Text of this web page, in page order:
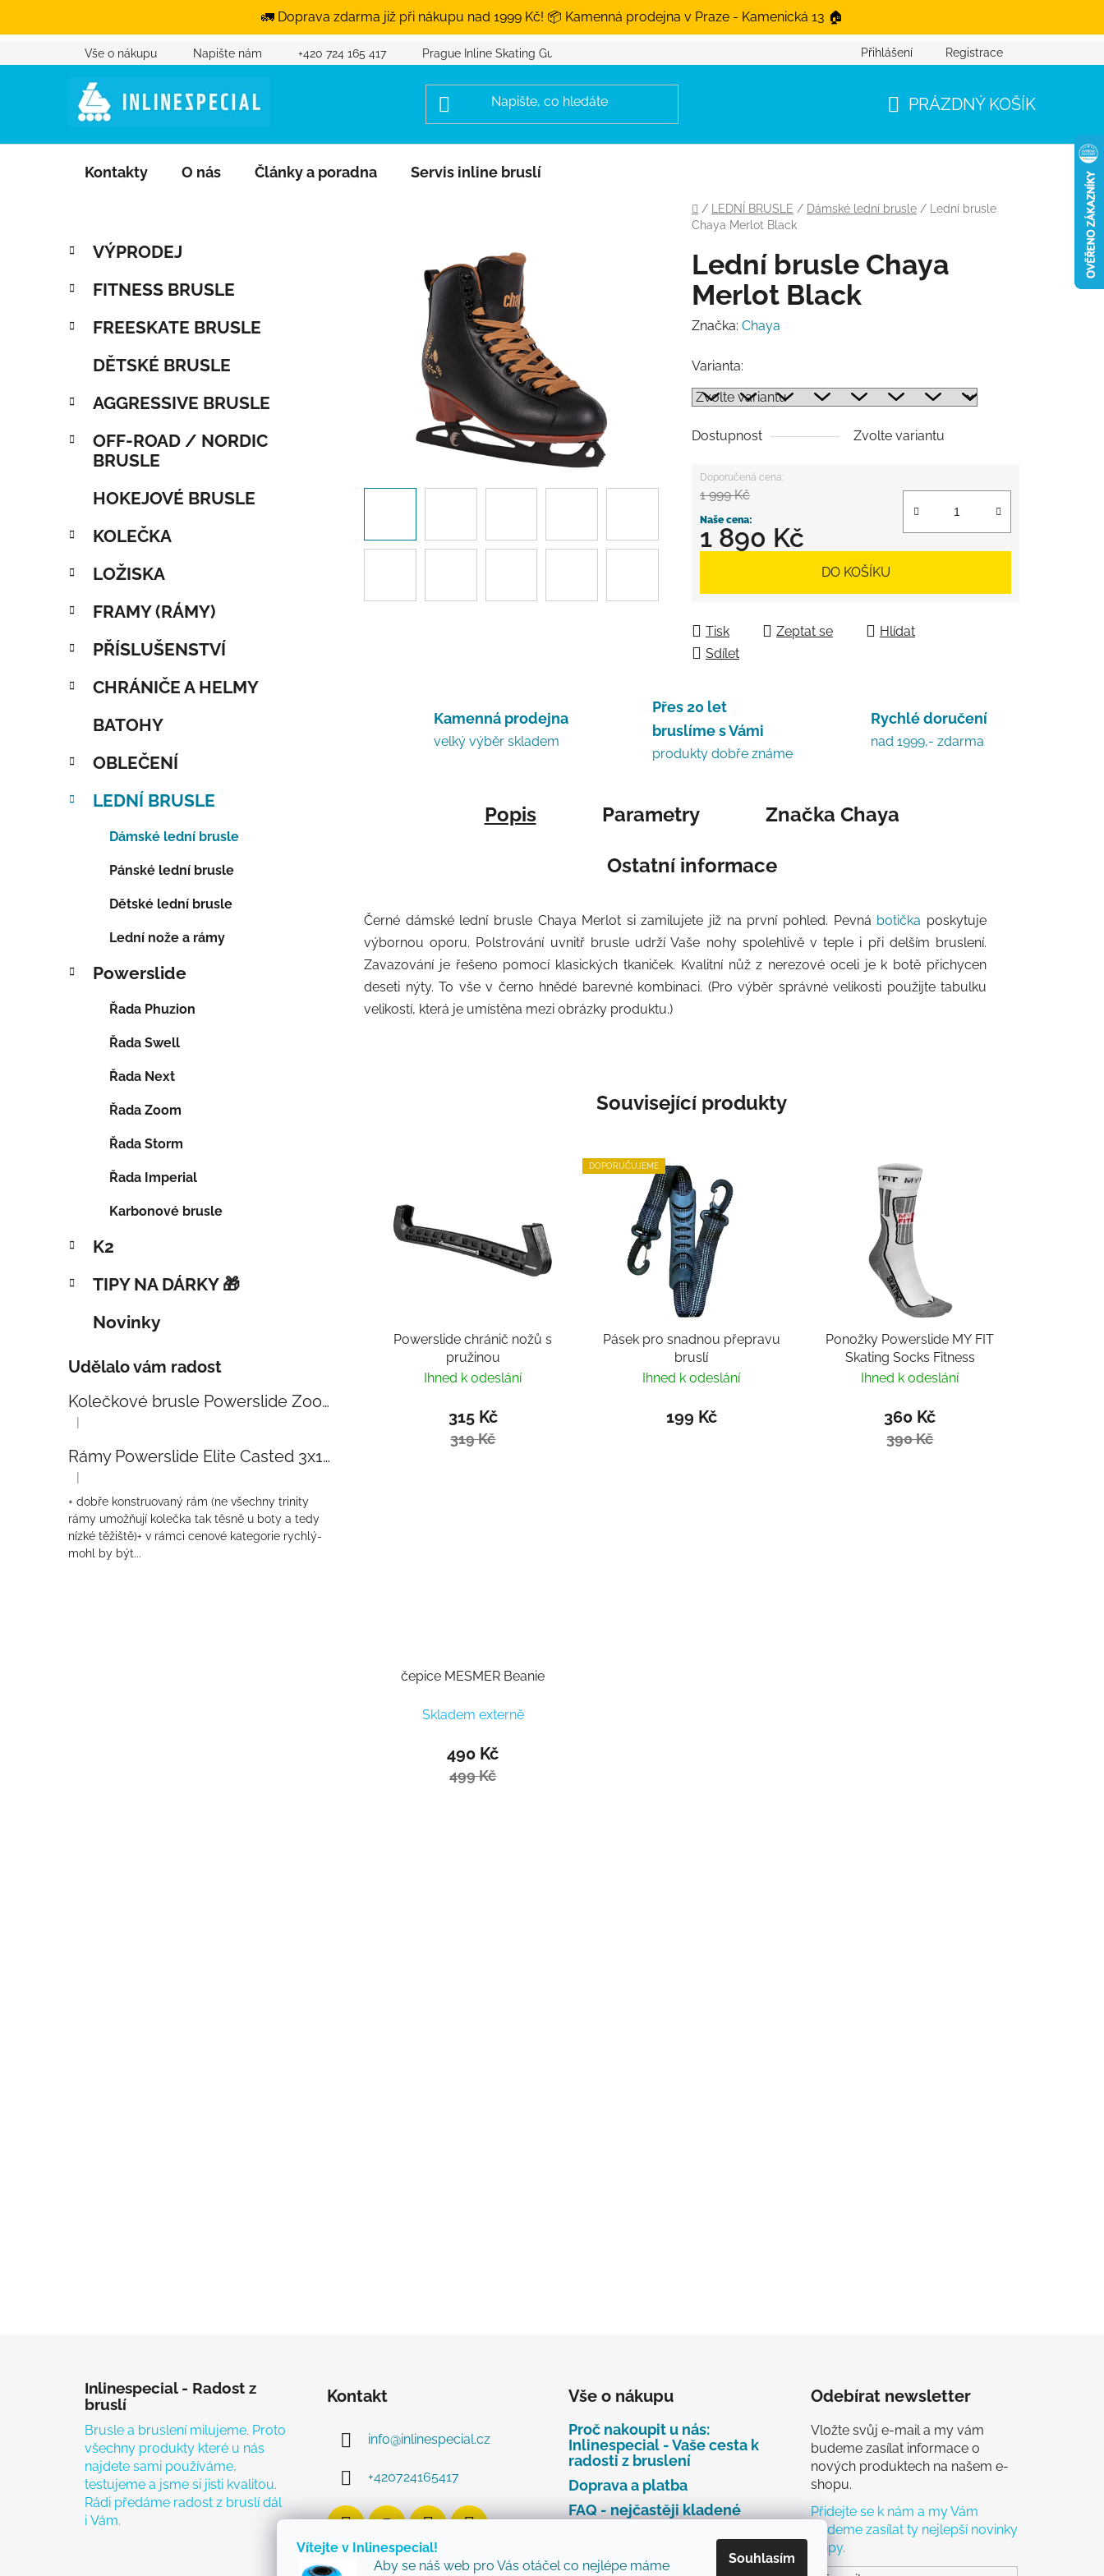
🚛 Doprava zdarma již při nákupu nad 1999 Kč! 📦 Kamenná prodejna v Praze - Kamenická 13 🏠
Vítejte v Inlinespecial!
Aby se náš web pro Vás otáčel co nejlépe máme
Souhlasím
Přejít na obsah
Vše o nákupu Napište nám +420 724 165 417 Prague Inline Skating Guide Přihlášení Registrace
PRÁZDNÝ KOŠÍK
Kontakty O nás Články a poradna Servis inline bruslí
Domů
/ LEDNÍ BRUSLE / Dámské lední brusle /
Lední brusle
Chaya Merlot Black
Postranní panel
Přeskočit kategorie
Kategorie
VÝPRODEJ
FITNESS BRUSLE
FREESKATE BRUSLE
DĚTSKÉ BRUSLE
AGGRESSIVE BRUSLE
OFF-ROAD / NORDIC
BRUSLE
HOKEJOVÉ BRUSLE
KOLEČKA
LOŽISKA
FRAMY (RÁMY)
PŘÍSLUŠENSTVÍ
CHRÁNIČE A HELMY
BATOHY
OBLEČENÍ
LEDNÍ BRUSLE
Dámské lední brusle
Pánské lední brusle
Dětské lední brusle
Lední nože a rámy
Powerslide
Řada Phuzion
Řada Swell
Řada Next
Řada Zoom
Řada Storm
Řada Imperial
Karbonové brusle
K2
TIPY NA DÁRKY 🎁
Novinky
Udělalo vám radost
Kolečkové brusle Powerslide Zoom Baby Blue 80
Hodnocení produktu je 5 z 5 hvězdiček.
|
Rámy Powerslide Elite Casted 3x110 Trinity 270mm
Hodnocení produktu je 4 z 5 hvězdiček.
|
+ dobře konstruovaný rám (ne všechny trinity
rámy umožňují kolečka tak těsně u boty a tedy
nízké těžiště)+ v rámci cenové kategorie rychlý-
mohl by být...
Lední brusle Chaya
Merlot Black
Značka: Chaya
Varianta:
Dostupnost Zvolte variantu
1 999 Kč
1 890 Kč
DO KOŠÍKU
Tisk Zeptat se
Hlídat
Sdílet
Kamenná prodejna
velký výběr skladem
Přes 20 let
bruslíme s Vámi
produkty dobře známe
Rychlé doručení
nad 1999,- zdarma
Popis Parametry Značka Chaya
Ostatní informace
Černé dámské lední brusle Chaya Merlot si zamilujete již na první pohled. Pevná botička poskytuje
výbornou oporu. Polstrování uvnitř brusle udrží Vaše nohy spolehlivě v teple i při delším bruslení.
Zavazování je řešeno pomocí klasických tkaniček. Kvalitní nůž z nerezové oceli je k botě přichycen
deseti nýty. To vše v černo hnědé barevné kombinaci. (Pro výběr správné velikosti použijte tabulku
velikostí, která je umístěna mezi obrázky produktu.)
Související produkty
Powerslide chránič nožů s
pružinou
Ihned k odeslání
315 Kč
319 Kč
DOPORUČUJEME
Pásek pro snadnou přepravu
bruslí
Ihned k odeslání
199 Kč
Ponožky Powerslide MY FIT
Skating Socks Fitness
Ihned k odeslání
360 Kč
390 Kč
čepice MESMER Beanie
Skladem externě
490 Kč
499 Kč
Inlinespecial - Radost z
bruslí
Brusle a bruslení milujeme. Proto
všechny produkty které u nás
najdete sami používáme,
testujeme a jsme si jisti kvalitou.
Rádi předáme radost z bruslí dál
i Vám.
Kontakt
info@inlinespecial.cz
+420724165417
Vše o nákupu
Proč nakoupit u nás:
Inlinespecial - Vaše cesta k
radosti z bruslení
Doprava a platba
FAQ - nejčastěji kladené
dotazy
Najdete u nás tyto značky
Odebírat newsletter
Vložte svůj e-mail a my vám
budeme zasílat informace o
nových produktech na našem e-
shopu.
Přidejte se k nám a my Vám
budeme zasílat ty nejlepší novinky
a tipy.